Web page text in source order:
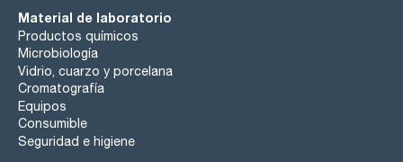
Material de laboratorio
Productos químicos
Microbiología
Vidrio, cuarzo y porcelana
Cromatografía
Equipos
Consumible
Seguridad e higiene